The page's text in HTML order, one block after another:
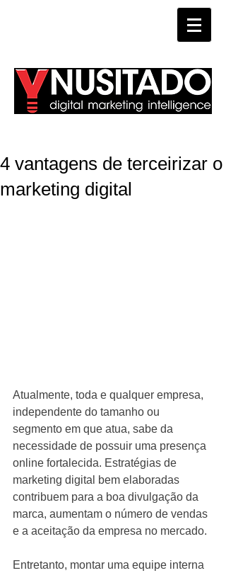
4 vantagens de terceirizar o
marketing digital
Atualmente, toda e qualquer empresa,
independente do tamanho ou
segmento em que atua, sabe da
necessidade de possuir uma presença
online fortalecida. Estratégias de
marketing digital bem elaboradas
contribuem para a boa divulgação da
marca, aumentam o número de vendas
e a aceitação da empresa no mercado.
Entretanto, montar uma equipe interna